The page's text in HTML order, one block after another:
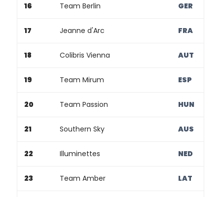
16 Team Berlin GER
17 Jeanne d'Arc FRA
18 Colibris Vienna AUT
19 Team Mirum ESP
20 Team Passion HUN
21 Southern Sky AUS
22 Illuminettes NED
23 Team Amber LAT